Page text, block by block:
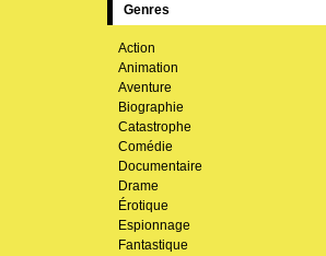
Genres
Action
Animation
Aventure
Biographie
Catastrophe
Comédie
Documentaire
Drame
Érotique
Espionnage
Fantastique